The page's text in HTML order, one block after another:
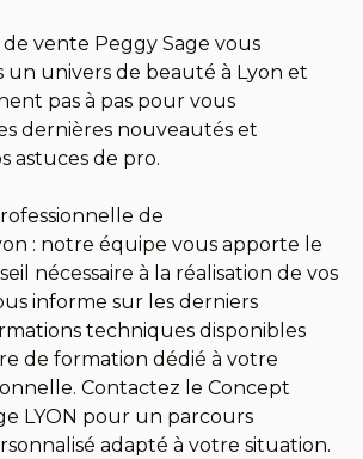
de vente Peggy Sage vous
un univers de beauté à Lyon et
pas à pas pour vous
dernières nouveautés et
astuces de pro.
de
: notre équipe vous apporte le
nécessaire à la réalisation de vos
informe sur les derniers
techniques disponibles
de formation dédié à votre
Contactez le Concept
LYON pour un parcours
adapté à votre situation.